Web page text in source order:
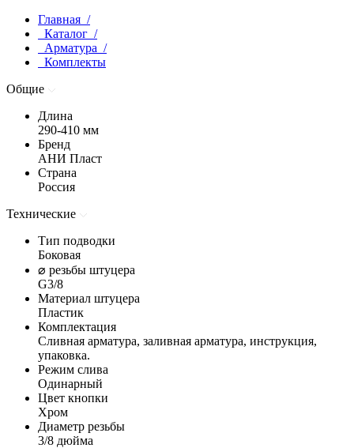
Главная /
Каталог /
Арматура /
Комплекты
Общие
Длина
290-410 мм
Бренд
АНИ Пласт
Страна
Россия
Технические
Тип подводки
Боковая
⌀ резьбы штуцера
G3/8
Материал штуцера
Пластик
Комплектация
Сливная арматура, заливная арматура, инструкция,
упаковка.
Режим слива
Одинарный
Цвет кнопки
Хром
Диаметр резьбы
3/8 дюйма